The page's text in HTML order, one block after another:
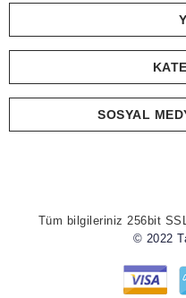
SOSYAL
Tüm bilgileriniz 256bit
© 2022